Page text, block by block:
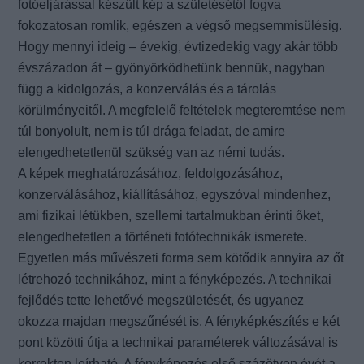
fotóeljárással készült kép a születésétől fogva
fokozatosan romlik, egészen a végső megsemmisülésig.
Hogy mennyi ideig – évekig, évtizedekig vagy akár több
évszázadon át – gyönyörködhetünk bennük, nagyban
függ a kidolgozás, a konzerválás és a tárolás
körülményeitől. A megfelelő feltételek megteremtése nem
túl bonyolult, nem is túl drága feladat, de amire
elengedhetetlenül szükség van az némi tudás.
A képek meghatározásához, feldolgozásához,
konzerválásához, kiállításához, egyszóval mindenhez,
ami fizikai létükben, szellemi tartalmukban érinti őket,
elengedhetetlen a történeti fotótechnikák ismerete.
Egyetlen más művészeti forma sem kötődik annyira az őt
létrehozó technikához, mint a fényképezés. A technikai
fejlődés tette lehetővé megszületését, és ugyanez
okozza majdan megszűnését is. A fényképkészítés e két
pont közötti útja a technikai paraméterek változásával is